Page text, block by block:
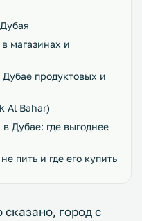
магазинах и
продуктовых и
Al Bahar)
Дубае: где выгоднее
пить и где его купить
город с